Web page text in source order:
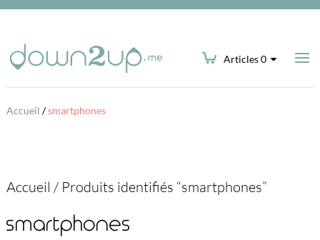
Articles 0
Accueil /smartphones
Accueil / Produits identifiés “smartphones”
smartphones